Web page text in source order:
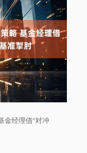
金经理借“对冲